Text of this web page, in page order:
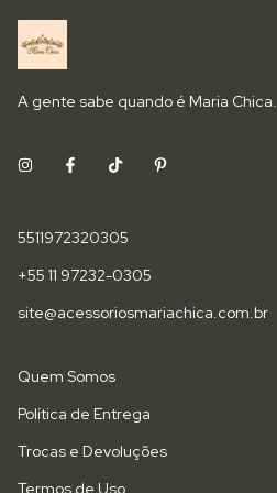
A gente sabe quando é Maria Chica.
5511972320305
+55 11 97232-0305
site@acessoriosmariachica.com.br
Quem Somos
Política de Entrega
Trocas e Devoluções
Termos de Uso